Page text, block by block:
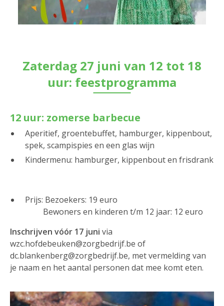
Zaterdag 27 juni van 12 tot 18
uur: feestprogramma
12 uur: zomerse barbecue
Aperitief, groentebuffet, hamburger, kippenbout,
spek, scampispies en een glas wijn
Kindermenu: hamburger, kippenbout en frisdrank
Prijs: Bezoekers: 19 euro
Bewoners en kinderen t/m 12 jaar: 12 euro
Inschrijven vóór 17 juni via
wzc.hofdebeuken@zorgbedrijf.be of
dc.blankenberg@zorgbedrijf.be, met vermelding van
je naam en het aantal personen dat mee komt eten.